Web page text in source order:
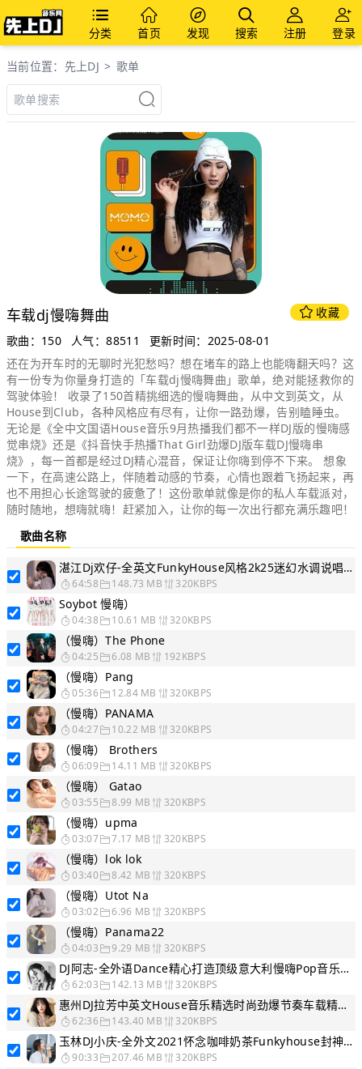
分类 首页 发现 搜索 注册 登录
当前位置： 先上DJ > 歌单
车载dj慢嗨舞曲
收藏
歌曲：150
人气：88511
更新时间：2025-08-01
还在为开车时的无聊时光犯愁吗？想在堵车的路上也能嗨翻天吗？这
有一份专为你量身打造的「车载dj慢嗨舞曲」歌单，绝对能拯救你的
驾驶体验！ 收录了150首精挑细选的慢嗨舞曲，从中文到英文，从
House到Club，各种风格应有尽有，让你一路劲爆，告别瞌睡虫。
无论是《全中文国语House音乐9月热播我们都不一样DJ版的慢嗨感
觉串烧》还是《抖音快手热播That Girl劲爆DJ版车载DJ慢嗨串
烧》，每一首都是经过DJ精心混音，保证让你嗨到停不下来。 想象
一下，在高速公路上，伴随着动感的节奏，心情也跟着飞扬起来，再
也不用担心长途驾驶的疲惫了！这份歌单就像是你的私人车载派对，
随时随地，想嗨就嗨！赶紧加入，让你的每一次出行都充满乐趣吧！
歌曲名称
湛江Dj欢仔-全英文FunkyHouse风格2k25迷幻水调说唱系列慢嗨串烧
64:58 148.73 MB 320KBPS
Soybot 慢嗨）
04:38 10.61 MB 320KBPS
（慢嗨）The Phone
04:25 6.08 MB 192KBPS
（慢嗨）Pang
05:36 12.84 MB 320KBPS
（慢嗨）PANAMA
04:27 10.22 MB 320KBPS
（慢嗨） Brothers
06:09 14.11 MB 320KBPS
（慢嗨） Gatao
03:55 8.99 MB 320KBPS
（慢嗨）upma
03:07 7.17 MB 320KBPS
（慢嗨）lok lok
03:40 8.42 MB 320KBPS
（慢嗨）Utot Na
03:02 6.96 MB 320KBPS
（慢嗨）Panama22
04:03 9.29 MB 320KBPS
DJ阿志-全外语Dance精心打造顶级意大利慢嗨Pop音乐串烧
62:03 142.13 MB 320KBPS
惠州DJ拉芳中英文House音乐精选时尚劲爆节奏车载精品高品质DJ慢嗨串烧
62:36 143.40 MB 320KBPS
玉林DJ小庆-全外文2021怀念咖啡奶茶Funkyhouse封神榜上榜殿堂收藏级别慢嗨串烧
90:33 207.46 MB 320KBPS